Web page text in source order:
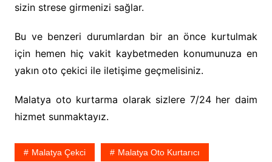
sizin strese girmenizi sağlar.
Bu ve benzeri durumlardan bir an önce kurtulmak
için hemen hiç vakit kaybetmeden konumunuza en
yakın oto çekici ile iletişime geçmelisiniz.
Malatya oto kurtarma olarak sizlere 7/24 her daim
hizmet sunmaktayız.
Malatya Çekci Malatya Oto Kurtarıcı